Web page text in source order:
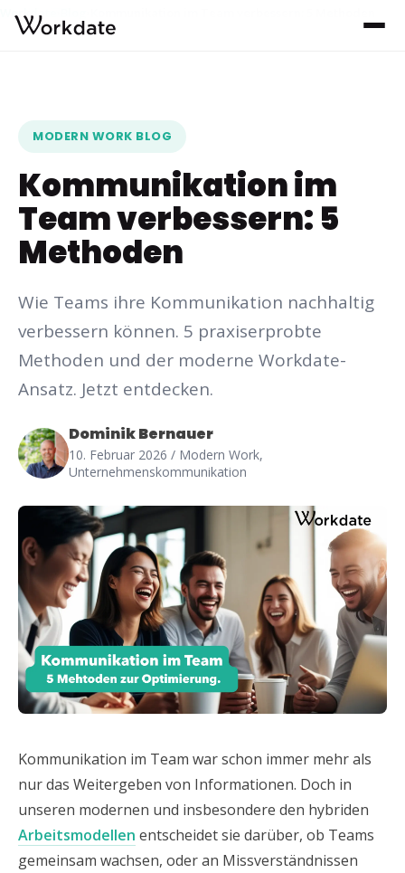
Workdate
MODERN WORK BLOG
Kommunikation im
Team verbessern: 5
Methoden
Wie Teams ihre Kommunikation nachhaltig
verbessern können. 5 praxiserprobte
Methoden und der moderne Workdate-
Ansatz. Jetzt entdecken.
Dominik Bernauer
10. Februar 2026 / Modern Work,
Unternehmenskommunikation
Kommunikation im Team war schon immer mehr als
nur das Weitergeben von Informationen. Doch in
unseren modernen und insbesondere den hybriden
Arbeitsmodellen entscheidet sie darüber, ob Teams
gemeinsam wachsen, oder an Missverständnissen